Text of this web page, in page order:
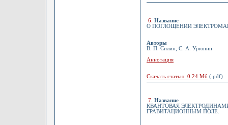
6 Название
О ПОГЛОЩЕНИИ
Авторы
В. П. Силин, С. А. Урюпин
Аннотация
Скачать статью 0.24 Мб (.pdf)
7 Название
КВАНТОВАЯ
ГРАВИТАЦИОННЫМ ПОЛЕ.